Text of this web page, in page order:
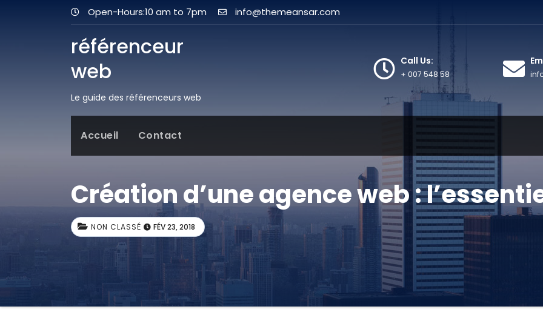
Open-Hours:10 am to 7pm info@themeansar.com
référenceur
web
Le guide des référenceurs web
Call Us:
+ 007 548 58
Accueil Contact
Création d’une agence web :
NON CLASSÉ FÉV 23, 2018